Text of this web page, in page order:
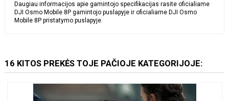
Daugiau informacijos apie gamintojo specifikacijas rasite oficialiame
DJI Osmo Mobile 8P gamintojo puslapyje ir oficialiame DJI Osmo
Mobile 8P pristatymo puslapyje.
16 KITOS PREKĖS TOJE PAČIOJE KATEGORIJOJE: